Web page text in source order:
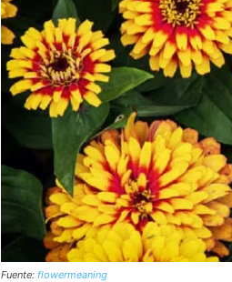
Fuente: flowermeaning